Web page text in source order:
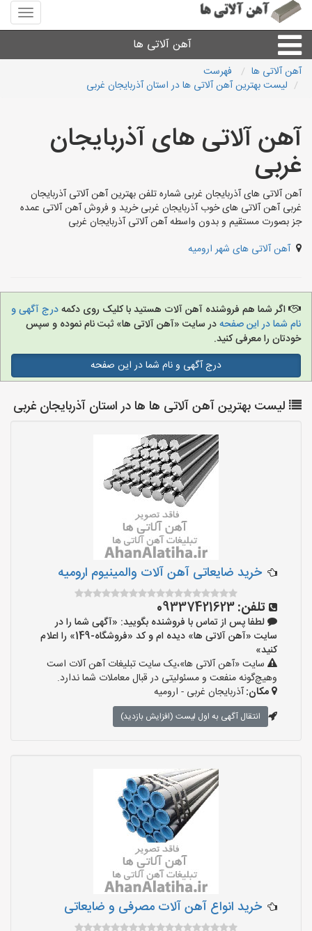
منوی
سایت
آلاتی
آهن آلاتی ها
میلگرد نبشی،مفتول
سایر آهن آلات
آهن آلاتی های شهرها
آهن آلاتی ها
فهرست
لیست بهترین آهن آلاتی ها در استان آذربایجان غربی
آهن آلاتی های آذربایجان
غربی
آهن آلاتی های آذربایجان غربی شماره تلفن بهترین آهن آلاتی آذربایجان
غربی آهن آلاتی های خوب آذربایجان غربی خرید و فروش آهن آلاتی عمده
جز بصورت مستقیم و بدون واسطه آهن آلاتی آذربایجان غربی
آهن آلاتی های شهر ارومیه
اگر شما هم فروشنده آهن آلات هستید با کلیک روی دکمهدرج آگهی و
نام شما در این صفحهدر سایت «آهن آلاتی ها» ثبت نام نموده و سپس
خودتان را معرفی کنید.
درج آگهی و نام شما در این صفحه
لیست بهترین آهن آلاتی ها ها در استان آذربایجان غربی
خرید ضایعاتی آهن آلات والمینیوم ارومیه
تلفن:09337421623
لطفا پس از تماس با فروشنده بگویید: «آگهی شما را در
سایت «آهن آلاتی ها» دیده ام و کد «فروشگاه-149» را اعلام
کنید»
سایت «آهن آلاتی ها»،یک سایت تبلیغات آهن آلات است
وهیچ‌گونه منفعت و مسئولیتی در قبال معاملات شما ندارد.
مکان:آذربایجان غربی - ارومیه
انتقال آگهی به اول لیست (افزایش بازدید)
خرید انواع آهن آلات مصرفی و ضایعاتی